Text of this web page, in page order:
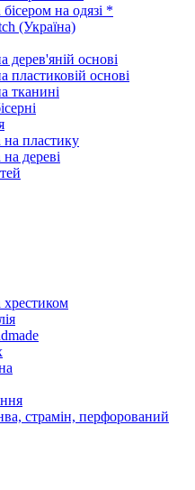
на одязі *
(Україна)
дерев'яній основі
пластиковій основі
тканині
пластику
дереві
страмін, перфорований